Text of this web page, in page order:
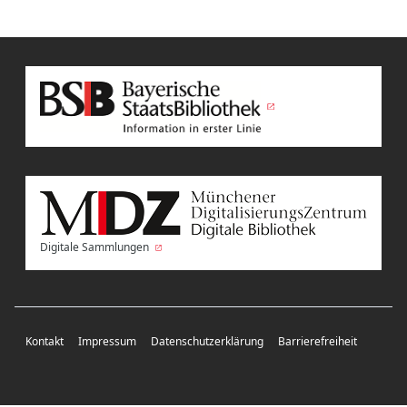
Digitale Sammlungen
Kontakt Impressum Datenschutzerklärung Barrierefreiheit